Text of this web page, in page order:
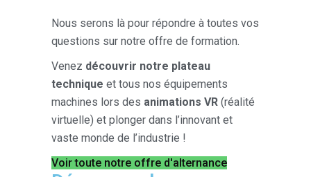
Nous serons là pour répondre à toutes vos
questions sur notre offre de formation.
Venez découvrir notre plateau
technique et tous nos équipements
machines lors des animations VR (réalité
virtuelle) et plonger dans l’innovant et
vaste monde de l’industrie !
Voir toute notre offre d'alternance